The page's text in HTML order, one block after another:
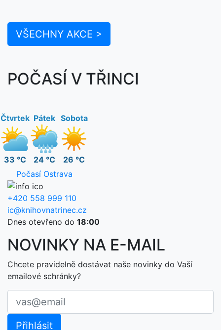
VŠECHNY AKCE >
POČASÍ V TŘINCI
Čtvrtek
33 °C
Pátek
24 °C
Sobota
26 °C
Počasí Ostrava
+420 558 999 110
ic@knihovnatrinec.cz
Dnes otevřeno do 18:00
NOVINKY NA E-MAIL
Chcete pravidelně dostávat naše novinky do Vaší
emailové schránky?